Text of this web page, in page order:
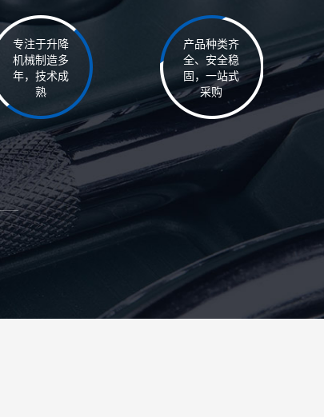
专注于升降
机械制造多
年，技术成
熟
产品种类齐
全、安全稳
固，一站式
采购